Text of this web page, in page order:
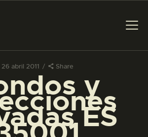
26 abril 2011 Share
y
ES
LA VISITA